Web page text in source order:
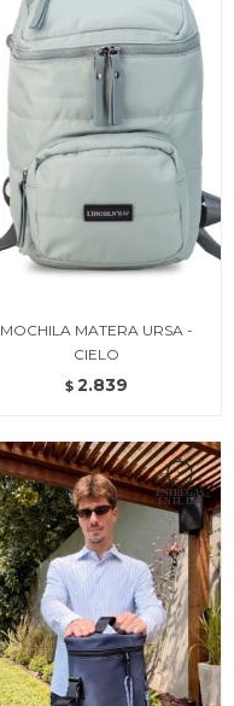
MOCHILA MATERA URSA -
CIELO
$ 2.839